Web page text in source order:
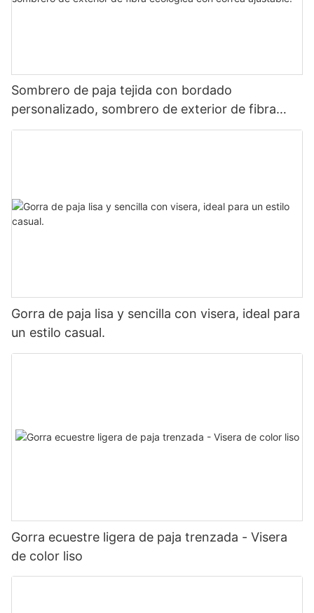
Sombrero de paja tejida con bordado
personalizado, sombrero de exterior de fibra
ecológica con correa ajustable.
Gorra de paja lisa y sencilla con visera, ideal para
un estilo casual.
Gorra ecuestre ligera de paja trenzada - Visera
de color liso